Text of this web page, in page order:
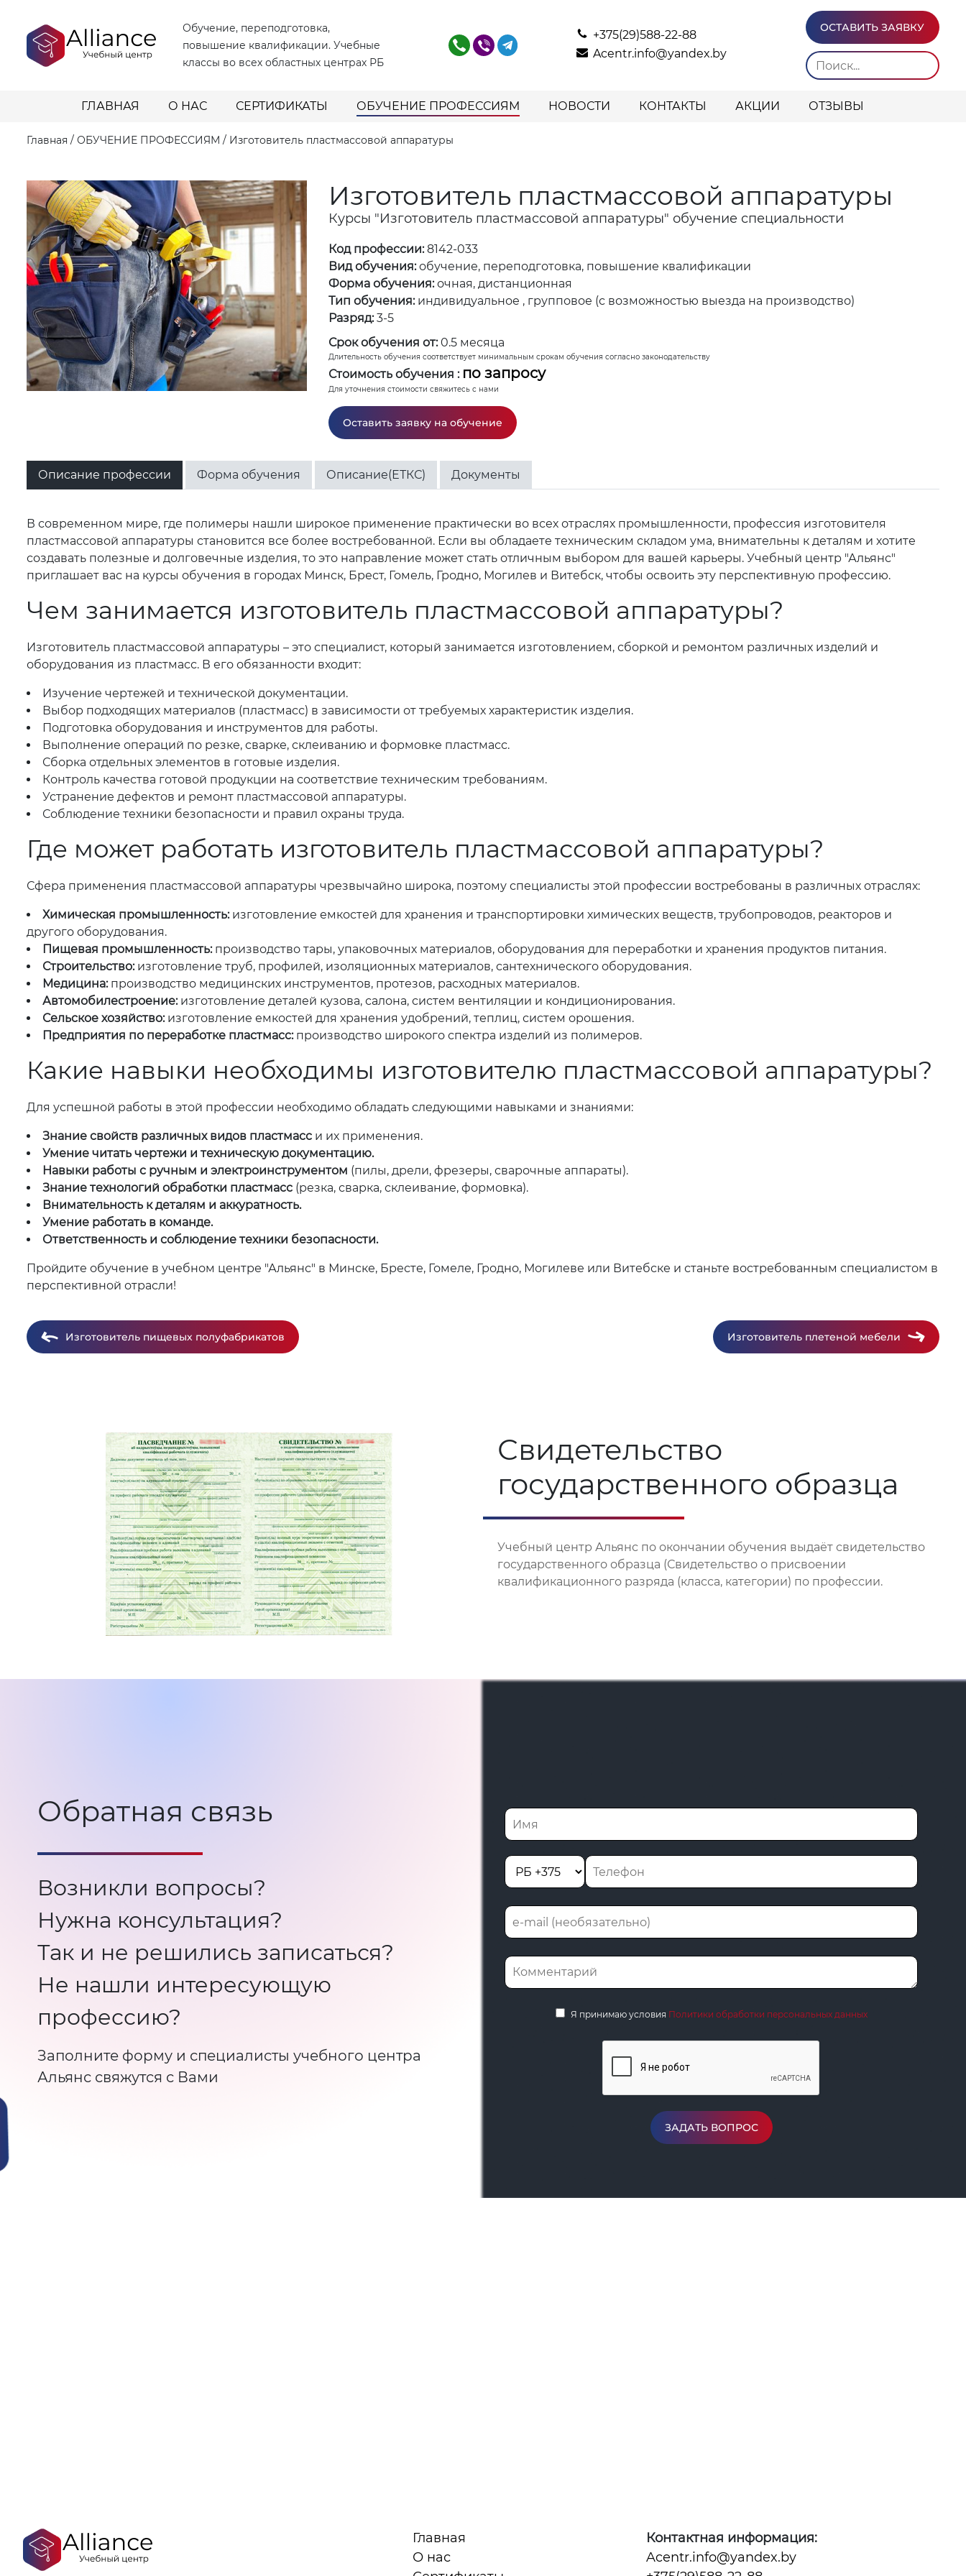
Обучение, переподготовка,
повышение квалификации. Учебные
классы во всех областных центрах РБ
+375(29)588-22-88
Acentr.info@yandex.by
ОСТАВИТЬ ЗАЯВКУ
ГЛАВНАЯ О НАС СЕРТИФИКАТЫ ОБУЧЕНИЕ ПРОФЕССИЯМ НОВОСТИ КОНТАКТЫ АКЦИИ ОТЗЫВЫ
Главная / ОБУЧЕНИЕ ПРОФЕССИЯМ / Изготовитель пластмассовой аппаратуры
Изготовитель пластмассовой аппаратуры
Курсы "Изготовитель пластмассовой аппаратуры" обучение специальности
Код профессии:8142-033
Вид обучения: обучение, переподготовка, повышение квалификации
Форма обучения: очная, дистанционная
Тип обучения: индивидуальное , групповое (с возможностью выезда на производство)
Разряд: 3-5
Срок обучения от: 0.5 месяца
Длительность обучения соответствует минимальным срокам обучения согласно законодательству
Стоимость обучения : по запросу
Для уточнения стоимости свяжитесь с нами
Оставить заявку на обучение
Описание профессии Форма обучения Описание(ЕТКС) Документы
В современном мире, где полимеры нашли широкое применение практически во всех отраслях промышленности, профессия изготовителя
пластмассовой аппаратуры становится все более востребованной. Если вы обладаете техническим складом ума, внимательны к деталям и хотите
создавать полезные и долговечные изделия, то это направление может стать отличным выбором для вашей карьеры. Учебный центр "Альянс"
приглашает вас на курсы обучения в городах Минск, Брест, Гомель, Гродно, Могилев и Витебск, чтобы освоить эту перспективную профессию.
Чем занимается изготовитель пластмассовой аппаратуры?
Изготовитель пластмассовой аппаратуры – это специалист, который занимается изготовлением, сборкой и ремонтом различных изделий и
оборудования из пластмасс. В его обязанности входит:
Изучение чертежей и технической документации.
Выбор подходящих материалов (пластмасс) в зависимости от требуемых характеристик изделия.
Подготовка оборудования и инструментов для работы.
Выполнение операций по резке, сварке, склеиванию и формовке пластмасс.
Сборка отдельных элементов в готовые изделия.
Контроль качества готовой продукции на соответствие техническим требованиям.
Устранение дефектов и ремонт пластмассовой аппаратуры.
Соблюдение техники безопасности и правил охраны труда.
Где может работать изготовитель пластмассовой аппаратуры?
Сфера применения пластмассовой аппаратуры чрезвычайно широка, поэтому специалисты этой профессии востребованы в различных отраслях:
Химическая промышленность:изготовление емкостей для хранения и транспортировки химических веществ, трубопроводов, реакторов и
другого оборудования.
Пищевая промышленность:производство тары, упаковочных материалов, оборудования для переработки и хранения продуктов питания.
Строительство:изготовление труб, профилей, изоляционных материалов, сантехнического оборудования.
Медицина:производство медицинских инструментов, протезов, расходных материалов.
Автомобилестроение:изготовление деталей кузова, салона, систем вентиляции и кондиционирования.
Сельское хозяйство:изготовление емкостей для хранения удобрений, теплиц, систем орошения.
Предприятия по переработке пластмасс:производство широкого спектра изделий из полимеров.
Какие навыки необходимы изготовителю пластмассовой аппаратуры?
Для успешной работы в этой профессии необходимо обладать следующими навыками и знаниями:
Знание свойств различных видов пластмасс и их применения.
Умение читать чертежи и техническую документацию.
Навыки работы с ручным и электроинструментом (пилы, дрели, фрезеры, сварочные аппараты).
Знание технологий обработки пластмасс (резка, сварка, склеивание, формовка).
Внимательность к деталям и аккуратность.
Умение работать в команде.
Ответственность и соблюдение техники безопасности.
Пройдите обучение в учебном центре "Альянс" в Минске, Бресте, Гомеле, Гродно, Могилеве или Витебске и станьте востребованным специалистом в
перспективной отрасли!
Изготовитель пищевых полуфабрикатов Изготовитель плетеной мебели
Свидетельство
государственного образца
Учебный центр Альянс по окончании обучения выдаёт свидетельство
государственного образца (Свидетельство о присвоении
квалификационного разряда (класса, категории) по профессии.
Обратная связь
Возникли вопросы?
Нужна консультация?
Так и не решились записаться?
Не нашли интересующую
профессию?
Заполните форму и специалисты учебного центра
Альянс свяжутся с Вами
Я принимаю условия Политики обработки персональных данных
ЗАДАТЬ ВОПРОС
Главная
О нас
Контактная информация:
Acentr.info@yandex.by